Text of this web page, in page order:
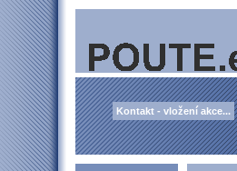
Kontakt - vložení akce...